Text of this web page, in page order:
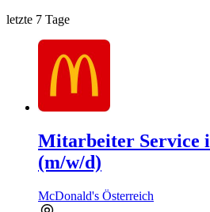
letzte 7 Tage
Mitarbeiter Service
(m/w/d)
McDonald's Österreich